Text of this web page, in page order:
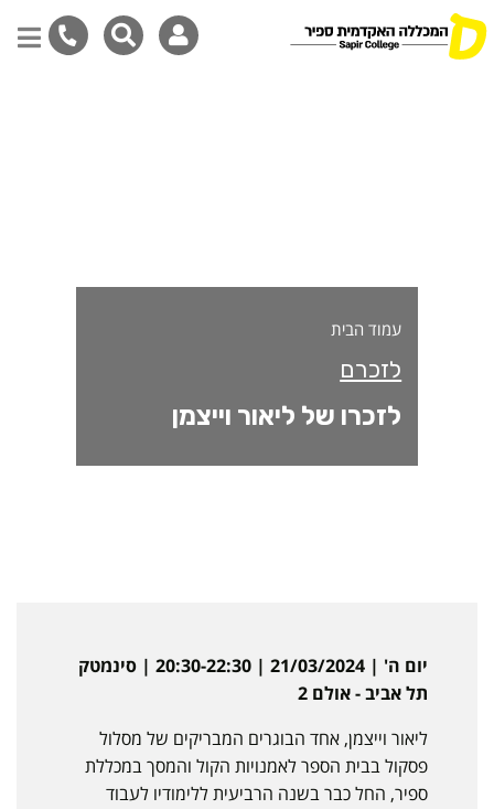
עמוד הבית
לזכרם
לזכרו של ליאור וייצמן
יום ה' | 21/03/2024 | 20:30-22:30 | סינמטק
תל אביב - אולם 2
ליאור וייצמן, אחד הבוגרים המבריקים של מסלול
פסקול בבית הספר לאמנויות הקול והמסך במכללת
ספיר, החל כבר בשנה הרביעית ללימודיו לעבוד